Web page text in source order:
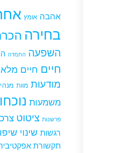
אהבה אומץ
בחירה
השפעה התמדה
חיים חיים
מודעות מוות
משמעות
פרשנות ציטוט
רגשות שינוי
תקשורת